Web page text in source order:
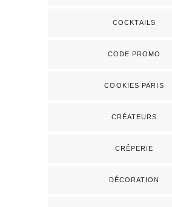
COCKTAILS
CODE PROMO
COOKIES PARIS
CRÉATEURS
CRÊPERIE
DÉCORATION